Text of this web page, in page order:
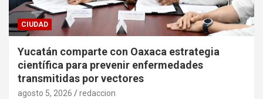
CIUDAD
Yucatán comparte con Oaxaca estrategia
científica para prevenir enfermedades
transmitidas por vectores
agosto 5, 2026 redaccion